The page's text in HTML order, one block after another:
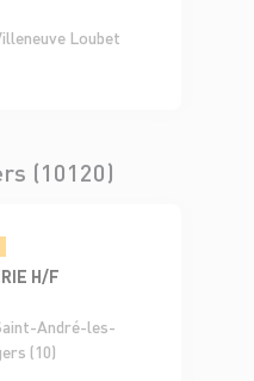
Loubet
(10120)
H/F
André-les-
(10)